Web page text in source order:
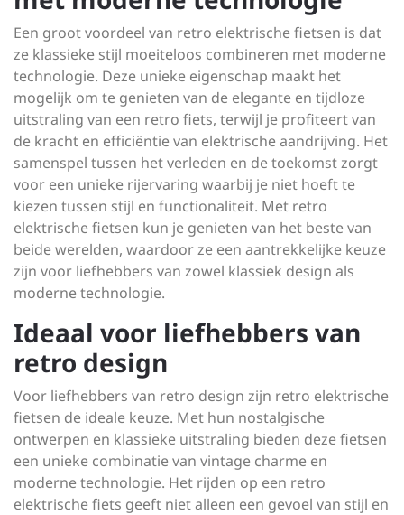
Een groot voordeel van retro elektrische fietsen is dat
ze klassieke stijl moeiteloos combineren met moderne
technologie. Deze unieke eigenschap maakt het
mogelijk om te genieten van de elegante en tijdloze
uitstraling van een retro fiets, terwijl je profiteert van
de kracht en efficiëntie van elektrische aandrijving. Het
samenspel tussen het verleden en de toekomst zorgt
voor een unieke rijervaring waarbij je niet hoeft te
kiezen tussen stijl en functionaliteit. Met retro
elektrische fietsen kun je genieten van het beste van
beide werelden, waardoor ze een aantrekkelijke keuze
zijn voor liefhebbers van zowel klassiek design als
moderne technologie.
Ideaal voor liefhebbers van
retro design
Voor liefhebbers van retro design zijn retro elektrische
fietsen de ideale keuze. Met hun nostalgische
ontwerpen en klassieke uitstraling bieden deze fietsen
een unieke combinatie van vintage charme en
moderne technologie. Het rijden op een retro
elektrische fiets geeft niet alleen een gevoel van stijl en